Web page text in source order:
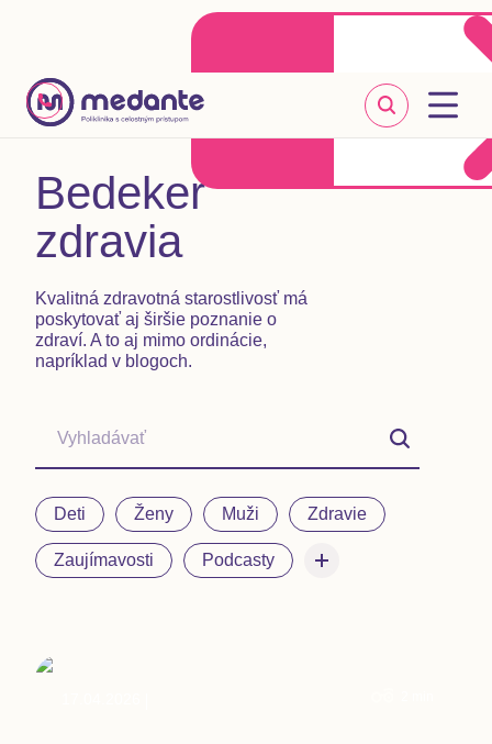
Klientske centrum
+421 2 20 302 303
Bedeker
zdravia
Kvalitná zdravotná starostlivosť má
poskytovať aj širšie poznanie o
zdraví. A to aj mimo ordinácie,
napríklad v blogoch.
Deti Ženy Muži Zdravie
Zaujímavosti Podcasty